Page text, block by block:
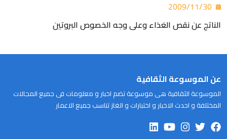
الناتج عن نقص الغذاء وعلى وجه الخصوص البروتين
عن الموسوعة الثقافية
الموسوعة الثقافية هى موسوعة تضم اخبار و معلومات فى جميع المجالات
المختلفة و احدث الاخبار و اختبارات و الغاز تناسب جميع الاعمار